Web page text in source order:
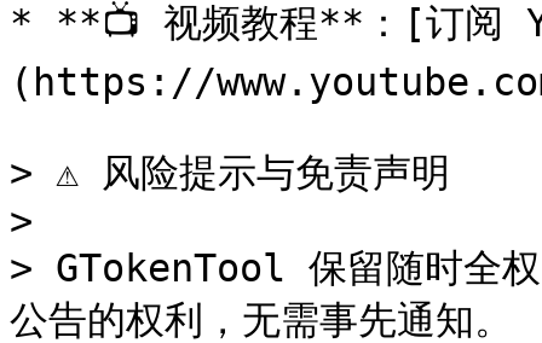
* **📺 视频教程**：[订阅
(https://
> ⚠️ 风险提示与免责声明
>
> GTokenTool 保留随时全权
公告的权利，无需事先通知。